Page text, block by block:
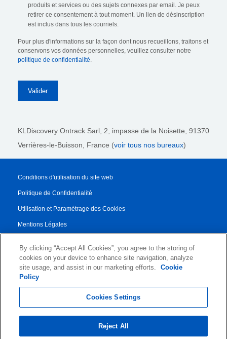
produits et services ou des sujets connexes par email. Je peux
retirer ce consentement à tout moment. Un lien de désinscription
est inclus dans tous les courriels.
Pour plus d'informations sur la façon dont nous recueillons, traitons et
conservons vos données personnelles, veuillez consulter notre
politique de confidentialité.
KLDiscovery Ontrack Sarl, 2, impasse de la Noisette, 91370
Verrières-le-Buisson, France (voir tous nos bureaux)
Conditions d'utilisation du site web
Politique de Confidentialité
Utilisation et Paramétrage des Cookies
Mentions Légales
Conditions Générales de Vente
Contrat de Partenariat
By clicking “Accept All Cookies”, you agree to the storing of
cookies on your device to enhance site navigation, analyze
site usage, and assist in our marketing efforts.
Cookie
Policy
Cookies Settings
Reject All